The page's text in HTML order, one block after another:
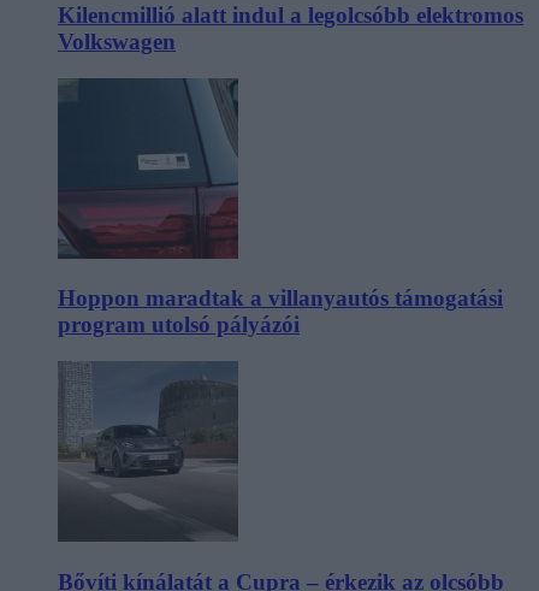
Kilencmillió alatt indul a legolcsóbb elektromos
Volkswagen
Hoppon maradtak a villanyautós támogatási
program utolsó pályázói
Bővíti kínálatát a Cupra – érkezik az olcsóbb